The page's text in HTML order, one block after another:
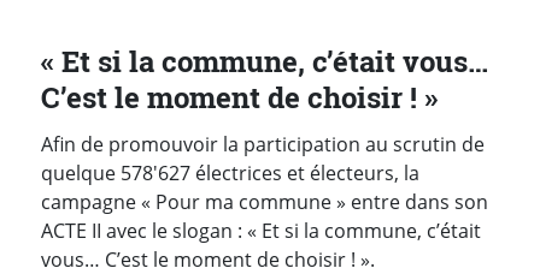
« Et si la commune, c’était vous…
C’est le moment de choisir ! »
Afin de promouvoir la participation au scrutin de
quelque 578'627 électrices et électeurs, la
campagne « Pour ma commune » entre dans son
ACTE II avec le slogan : « Et si la commune, c’était
vous… C’est le moment de choisir ! ».